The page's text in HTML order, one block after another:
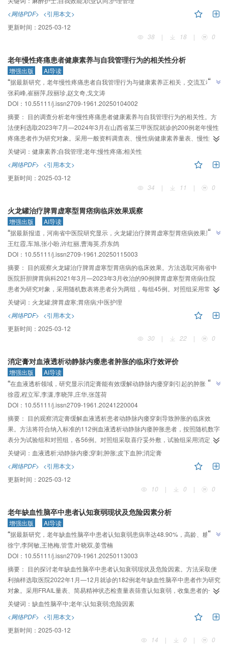
总分为（28.15±5.11）分，职业认同总分为（115.33±19.56）分，两者呈正相
关（P＜0.01）。分层回归分析结果显示，控制一般资料影响后，自我效能可解
释23.2%的职业认同的变异。结论麻醉护理管理者应提高麻醉护士的自我效能
<网络PDF> <引用本文>
更新时间： 2025-03-12
38
| 18 | 0
老年慢性疼痛患者健康素养与自我管理行为的相关性分析
增强出版 AI导读
“据最新研究，老年慢性疼痛患者自我管理行为与健康素养正相关，交流互动能
力是关键影响因素，为提升患者自我管理水平提供新思路。
”
张莉峰,崔丽萍,段丽珍,赵文奇,戈文涛
DOI：10.55111/j.issn2709-1961.20250104002
摘要： 目的调查分析老年慢性疼痛患者健康素养与自我管理行为的相关性。方
法便利选取2023年7月—2024年3月在山西省某三甲医院就诊的200例老年慢性
疼痛患者作为研究对象。采用一般资料调查表、慢性病健康素养量表、慢性病
自我管理行为量表进行调查。结果老年慢性疼痛患者健康素养总分
115.00（100.00，120.00）分，自我管理行为总分17（14， 23）分，患者健
康素养总分及各维度得分与自我管理行为总分呈正相关（r=0.390， P＜
0.01）。经分层多元回归分析发现，健康素养对老年慢性疼痛患者的自我管理
行为的变异量解释增加了5.4%，其中交流互动能力是老年慢性疼痛患者自我管
处于较低水平，其整体水平受医疗付费方式、交流互动能力等因素的影响。为
提高患者自我管理水平，应重点关注健康素养的培养。
关键词： 健康素养;自我管理;老年;慢性疼痛;相关性
<网络PDF> <引用本文>
更新时间： 2025-03-12
34
| 11 | 0
火龙罐治疗脾胃虚寒型胃痞病临床效果观察
增强出版 AI导读
“据最新报道，河南省中医院研究显示，火龙罐治疗脾胃虚寒型胃痞病效果显
著，能有效改善症状，提高患者生活质量。
”
王红霞,车旭,张小盼,许红丽,曹海英,乔东鸽
DOI：10.55111/j.issn2709-1961.20250115003
摘要： 目的观察火龙罐治疗脾胃虚寒型胃痞病的临床效果。方法选取河南省中
医院肝胆脾胃病科2021年3月—2023年3月收治的90例脾胃虚寒型胃痞病住院
患者为研究对象，采用随机数表将患者分为两组，每组45例。对照组采用常规
艾灸护理，试验组在对照组的基础上增加火龙罐治疗。分别采用临床症状评
分、临床综合疗效评分、中医证候评分和健康状况调查问卷简表（SF-36）评分
评价干预效果。结果试验组临床综合疗效优于对照组，差异有统计学意义（P＜
0.01）。干预后，两组临床症状积分和中医证候评分较干预前下降，SF-36量表
评分较干预前上升，差异有统计学意义（P＜0.01）。干预后试验组临床症状积
有统计学意义（P＜0.05）。结论火龙罐能够有效改善脾胃虚寒型胃痞病患者临
床症状和中医证候积分，提高生活质量。
关键词： 火龙罐;脾胃虚寒;胃痞病;中医护理
<网络PDF> <引用本文>
更新时间： 2025-03-12
30
| 22 | 0
消定膏对血液透析动静脉内瘘患者肿胀的临床疗效评价
增强出版 AI导读
“在血液透析领域，研究显示消定膏能有效缓解动静脉内瘘穿刺引起的肿胀，改
善患者疼痛，提高临床疗效。”
”
徐霞,程立军,李潇,李晓萍,庄华,张莲荷
DOI：10.55111/j.issn2709-1961.20241220004
摘要： 目的观察消定膏缓解血液透析患者动静脉内瘘穿刺导致肿胀的临床效
果。方法将符合纳入标准的112例血液透析动静脉内瘘肿胀患者，按照随机数字
表分为试验组和对照组，各56例。对照组采取喜疗妥外敷，试验组采用消定膏
外敷。比较两组治疗前后肿胀程度评分、肿胀范围评分、视觉模拟疼痛评分
（VAS），评判消定膏对动静脉内瘘肿胀患者的临床效果。结果治疗后，两组
不同时点的肿胀程度评分、肿胀范围评分和VAS评分均低于治疗前（P＜
0.01），且试验组疗效优于对照组（P＜0.01）。结论消定膏是一种能够缓解血
液透析患者动静脉内瘘穿刺所致肿胀、改善患者疼痛及提高临床疗效的中医药
关键词： 血液透析;动静脉内瘘;穿刺;肿胀;皮下血肿;消定膏
<网络PDF> <引用本文>
更新时间： 2025-03-12
10
| 0 | 0
老年缺血性脑卒中患者认知衰弱现状及危险因素分析
增强出版 AI导读
“据最新研究，老年缺血性脑卒中患者认知衰弱患病率达48.90%，高龄、糖尿
病等是危险因素。”
”
徐宁,李阿敏,王艳梅,管雪,叶晓双,姜雪楠
DOI：10.55111/j.issn2709-1961.20250113003
摘要： 目的探讨老年缺血性脑卒中患者认知衰弱现状及危险因素。方法采取便
利抽样选取医院2022年1月—12月就诊的182例老年缺血性脑卒中患者作为研究
对象。采用FRAIL量表、简易精神状态检查量表筛查认知衰弱，收集患者的一般
资料和临床资料，通过单因素分析和二元Logistic回归分析认知衰弱的危险因
素。结果老年缺血性脑卒中患者认知衰弱的患病率为48.90%。Logistic回归分
析显示年龄、合并糖尿病、NHISS评分、低体力活动、服药种类多、营养不
良、抑郁是老年缺血性脑卒中患者认知衰弱的危险因素（P＜0.05）。结论老年
缺血性脑卒中患者具有较高的认知衰弱患病率，临床工作中重点关注高龄、合
关键词： 缺血性脑卒中;老年;认知衰弱;危险因素
<网络PDF> <引用本文>
更新时间： 2025-03-12
14
| 0 | 0